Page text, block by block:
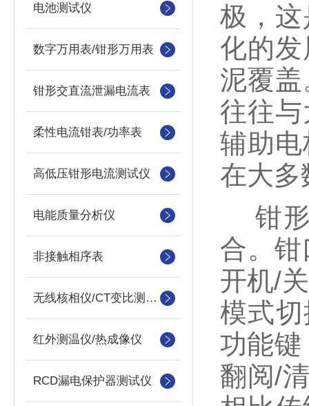
电池测试仪
数字万用表/钳形万用表
钳形交直流泄漏电流表
柔性电流钳表/功率表
高低压钳形电流测试仪
电能质量分析仪
非接触相序表
无线核相仪/CT变比测试仪
红外测温仪/热成像仪
RCD漏电保护器测试仪
极，
化的
泥覆
往往
辅助
在大多
钳形
合。
开机/
模式
功能键
翻阅/